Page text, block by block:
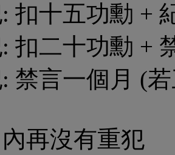
扣十五功勳 +
扣二十功勳 +
禁言一個月 (
再沒有重犯